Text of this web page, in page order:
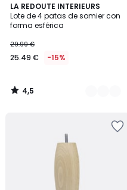
LA REDOUTE INTERIEURS
Lote de 4 patas de somier con
forma esférica
29.99 €
25.49 € -15%
4,5
/ 5
3
Colores
4,5
/